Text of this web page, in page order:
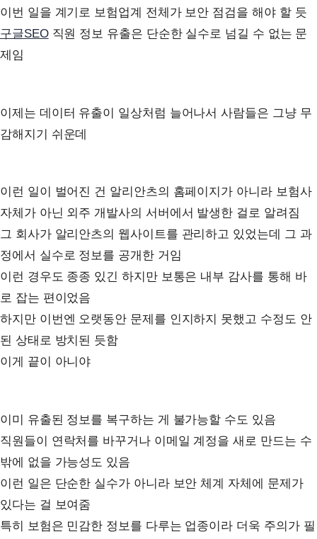
이번 일을 계기로 보험업계 전체가 보안 점검을 해야 할 듯
구글SEO직원 정보 유출은 단순한 실수로 넘길 수 없는 문
제임
이제는 데이터 유출이 일상처럼 늘어나서 사람들은 그냥 무
감해지기 쉬운데
이런 일이 벌어진 건 알리안츠의 홈페이지가 아니라 보험사
자체가 아닌 외주 개발사의 서버에서 발생한 걸로 알려짐
그 회사가 알리안츠의 웹사이트를 관리하고 있었는데 그 과
정에서 실수로 정보를 공개한 거임
이런 경우도 종종 있긴 하지만 보통은 내부 감사를 통해 바
로 잡는 편이었음
하지만 이번엔 오랫동안 문제를 인지하지 못했고 수정도 안
된 상태로 방치된 듯함
이게 끝이 아니야
이미 유출된 정보를 복구하는 게 불가능할 수도 있음
직원들이 연락처를 바꾸거나 이메일 계정을 새로 만드는 수
밖에 없을 가능성도 있음
이런 일은 단순한 실수가 아니라 보안 체계 자체에 문제가
있다는 걸 보여줌
특히 보험은 민감한 정보를 다루는 업종이라 더욱 주의가 필